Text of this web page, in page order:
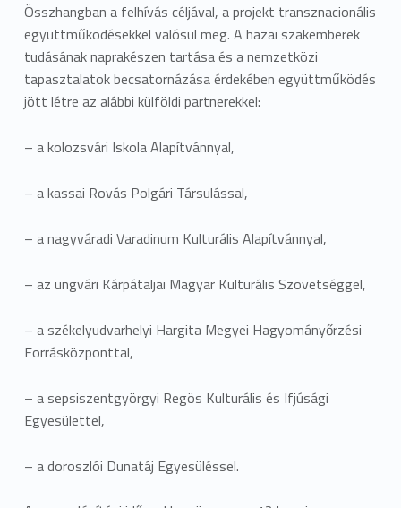
Összhangban a felhívás céljával, a projekt transznacionális
együttműködésekkel valósul meg. A hazai szakemberek
tudásának naprakészen tartása és a nemzetközi
tapasztalatok becsatornázása érdekében együttműködés
jött létre az alábbi külföldi partnerekkel:
– a kolozsvári Iskola Alapítvánnyal,
– a kassai Rovás Polgári Társulással,
– a nagyváradi Varadinum Kulturális Alapítvánnyal,
– az ungvári Kárpátaljai Magyar Kulturális Szövetséggel,
– a székelyudvarhelyi Hargita Megyei Hagyományőrzési
Forrásközponttal,
– a sepsiszentgyörgyi Regös Kulturális és Ifjúsági
Egyesülettel,
– a doroszlói Dunatáj Egyesüléssel.